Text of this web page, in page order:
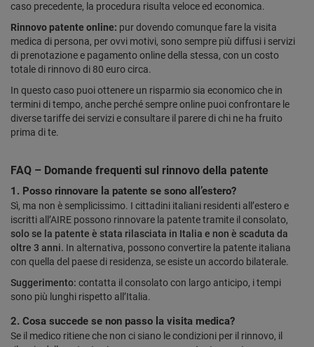
caso precedente, la procedura risulta veloce ed economica.
Rinnovo patente online: pur dovendo comunque fare la visita
medica di persona, per ovvi motivi, sono sempre più diffusi i servizi
di prenotazione e pagamento online della stessa, con un costo
totale di rinnovo di 80 euro circa.
In questo caso puoi ottenere un risparmio sia economico che in
termini di tempo, anche perché sempre online puoi confrontare le
diverse tariffe dei servizi e consultare il parere di chi ne ha fruito
prima di te.
FAQ – Domande frequenti sul rinnovo della patente
1. Posso rinnovare la patente se sono all’estero?
Sì, ma non è semplicissimo. I cittadini italiani residenti all’estero e
iscritti all’AIRE possono rinnovare la patente tramite il consolato,
solo se la patente è stata rilasciata in Italia e non è scaduta da
oltre 3 anni. In alternativa, possono convertire la patente italiana
con quella del paese di residenza, se esiste un accordo bilaterale.
Suggerimento: contatta il consolato con largo anticipo, i tempi
sono più lunghi rispetto all’Italia.
2. Cosa succede se non passo la visita medica?
Se il medico ritiene che non ci siano le condizioni per il rinnovo, il